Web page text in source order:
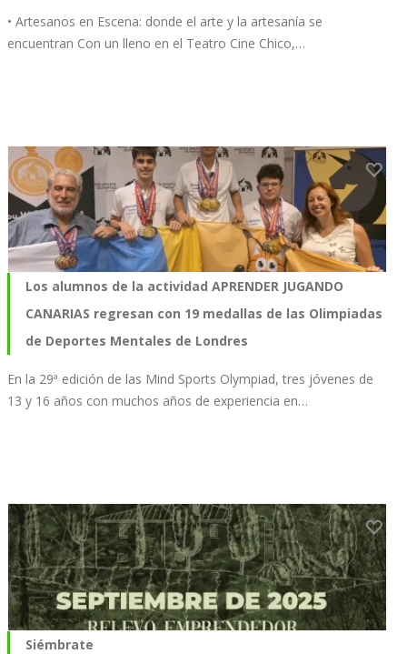
• Artesanos en Escena: donde el arte y la artesanía se
encuentran Con un lleno en el Teatro Cine Chico,…
Los alumnos de la actividad APRENDER JUGANDO
CANARIAS regresan con 19 medallas de las Olimpiadas
de Deportes Mentales de Londres
En la 29ª edición de las Mind Sports Olympiad, tres jóvenes de
13 y 16 años con muchos años de experiencia en…
Siémbrate